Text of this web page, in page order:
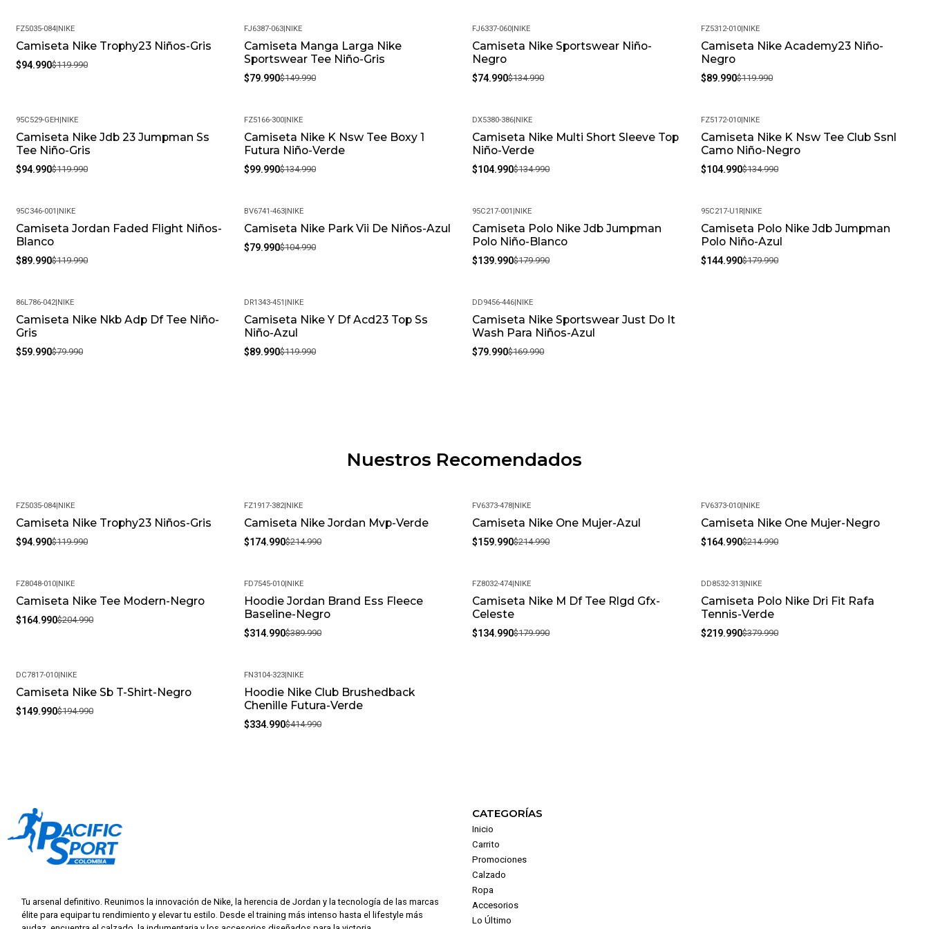
• Peso Del Producto: Ligero, Ideal Para Uso Diario.
-21%
FZ5035-084|NIKE
Camiseta Nike Trophy23 Niños-Gris
$94.990$119.990
-47%
FJ6387-063|NIKE
Camiseta Manga Larga Nike
Sportswear Tee Niño-Gris
$79.990$149.990
-44%
FJ6337-060|NIKE
Camiseta Nike Sportswear Niño-
Negro
$74.990$134.990
-25%
FZ5312-010|NIKE
Camiseta Nike Academy23 Niño-
Negro
$89.990$119.990
-21%
95C529-GEH|NIKE
Camiseta Nike Jdb 23 Jumpman Ss
Tee Niño-Gris
$94.990$119.990
-26%
FZ5166-300|NIKE
Camiseta Nike K Nsw Tee Boxy 1
Futura Niño-Verde
$99.990$134.990
-22%
DX5380-386|NIKE
Camiseta Nike Multi Short Sleeve Top
Niño-Verde
$104.990$134.990
-22%
FZ5172-010|NIKE
Camiseta Nike K Nsw Tee Club Ssnl
Camo Niño-Negro
$104.990$134.990
-25%
95C346-001 |NIKE
Camiseta Jordan Faded Flight Niños-
Blanco
$89.990$119.990
-24%
BV6741-463|NIKE
Camiseta Nike Park Vii De Niños-Azul
$79.990$104.990
-22%
95C217-001 |NIKE
Camiseta Polo Nike Jdb Jumpman
Polo Niño-Blanco
$139.990$179.990
-19%
95C217-U1R|NIKE
Camiseta Polo Nike Jdb Jumpman
Polo Niño-Azul
$144.990$179.990
-25%
86L786-042|NIKE
Camiseta Nike Nkb Adp Df Tee Niño-
Gris
$59.990$79.990
-25%
DR1343-451 |NIKE
Camiseta Nike Y Df Acd23 Top Ss
Niño-Azul
$89.990$119.990
-53%
DD9456-446|NIKE
Camiseta Nike Sportswear Just Do It
Wash Para Niños-Azul
$79.990$169.990
Nuestros Recomendados
-21%
FZ5035-084|NIKE
Camiseta Nike Trophy23 Niños-Gris
$94.990$119.990
-19%
FZ1917-382|NIKE
Camiseta Nike Jordan Mvp-Verde
$174.990$214.990
-26%
FV6373-478|NIKE
Camiseta Nike One Mujer-Azul
$159.990$214.990
-23%
FV6373-010|NIKE
Camiseta Nike One Mujer-Negro
$164.990$214.990
-20%
FZ8048-010|NIKE
Camiseta Nike Tee Modern-Negro
$164.990$204.990
-19%
FD7545-010|NIKE
Hoodie Jordan Brand Ess Fleece
Baseline-Negro
$314.990$389.990
-25%
FZ8032-474|NIKE
Camiseta Nike M Df Tee Rlgd Gfx-
Celeste
$134.990$179.990
-42%
DD8532-313|NIKE
Camiseta Polo Nike Dri Fit Rafa
Tennis-Verde
$219.990$379.990
-23%
DC7817-010|NIKE
Camiseta Nike Sb T-Shirt-Negro
$149.990$194.990
-19%
FN3104-323|NIKE
Hoodie Nike Club Brushedback
Chenille Futura-Verde
$334.990$414.990
Tu arsenal definitivo. Reunimos la innovación de Nike, la herencia de Jordan y la tecnología de las marcas
élite para equipar tu rendimiento y elevar tu estilo. Desde el training más intenso hasta el lifestyle más
CATEGORÍAS
Inicio
Carrito
Promociones
Calzado
Ropa
Accesorios
Lo Último